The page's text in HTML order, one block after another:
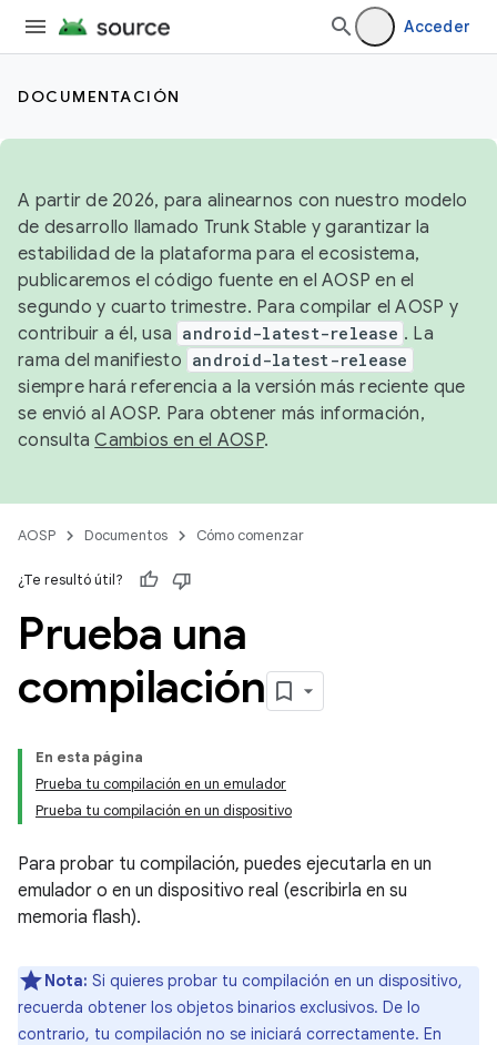
Acceder
DOCUMENTACIÓN
A partir de 2026, para alinearnos con nuestro modelo
de desarrollo llamado Trunk Stable y garantizar la
estabilidad de la plataforma para el ecosistema,
publicaremos el código fuente en el AOSP en el
segundo y cuarto trimestre. Para compilar el AOSP y
contribuir a él, usa android-latest-release . La
rama del manifiesto android-latest-release
siempre hará referencia a la versión más reciente que
se envió al AOSP. Para obtener más información,
consultaCambios en el AOSP.
AOSP Documentos Cómo comenzar
¿Te resultó útil?
Prueba una
compilación
En esta página
Prueba tu compilación en un emulador
Prueba tu compilación en un dispositivo
Para probar tu compilación, puedes ejecutarla en un
emulador o en un dispositivo real (escribirla en su
memoria flash).
Nota: Si quieres probar tu compilación en un dispositivo,
recuerda obtener los objetos binarios exclusivos. De lo
contrario, tu compilación no se iniciará correctamente. En